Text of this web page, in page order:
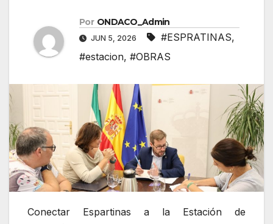
Por ONDACO_Admin
JUN 5, 2026 #ESPRATINAS,
#estacion, #OBRAS
Conectar Espartinas a la Estación de